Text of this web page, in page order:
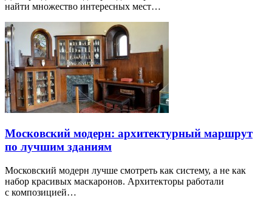
найти множество интересных мест…
Московский модерн: архитектурный маршрут
по лучшим зданиям
Московский модерн лучше смотреть как систему, а не как
набор красивых маскаронов. Архитекторы работали
с композицией…